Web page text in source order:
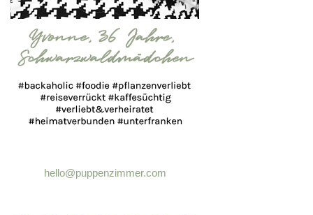
hello@puppenzimmer.com